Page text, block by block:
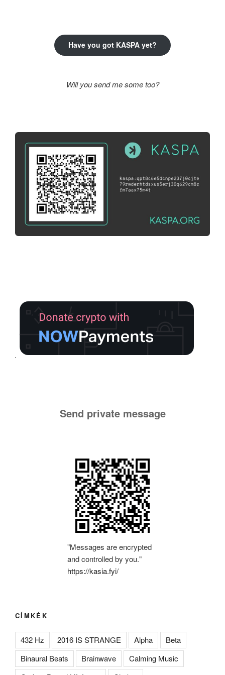
Have you got KASPA yet?
Will you send me some too?
Send private message
"Messages are encrypted
and controlled by you."
https://kasia.fyi/
CÍMKÉK
432 Hz 2016 IS STRANGE Alpha
Beta
Binaural Beats
Brainwave
Calming Music